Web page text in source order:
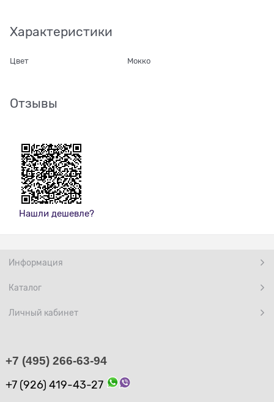
Характеристики
Цвет Мокко
Отзывы
Нашли дешевле?
Информация
Каталог
Личный кабинет
+7 (495) 266-63-94
+7 (926) 419-43-27